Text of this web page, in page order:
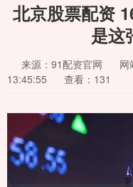
北京股票配资
是这
来源：91配资官网 网
13:45:55
查看：131